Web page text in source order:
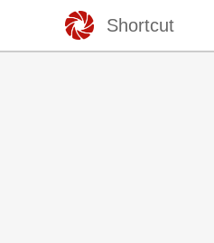
Shortcut